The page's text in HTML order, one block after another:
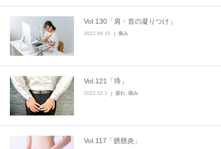
Vol.130「肩・首の凝りつけ」
2022.06.15 痛み
Vol.121「痔」
2022.02.1 疲れ 痛み
Vol.117「膀胱炎」